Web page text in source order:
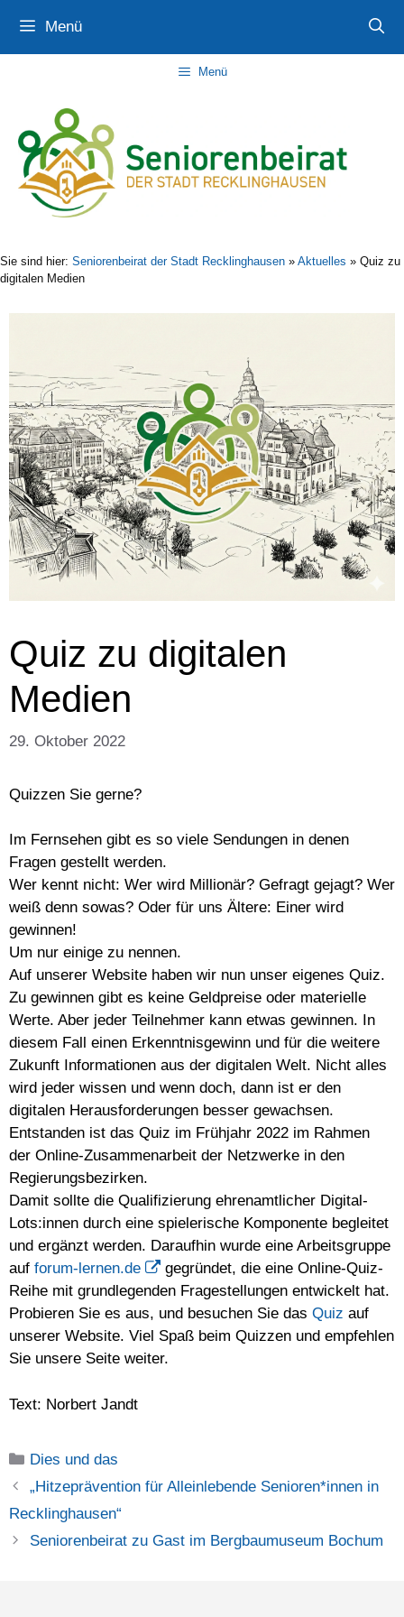
Inhalt
springen
Navigation
springen
Inhalt
springen
Menü
Menü
Sie sind hier: Seniorenbeirat der Stadt Recklinghausen » Aktuelles » Quiz zu
digitalen Medien
Quiz zu digitalen
Medien
29. Oktober 2022
Quizzen Sie gerne?
Im Fernsehen gibt es so viele Sendungen in denen
Fragen gestellt werden.
Wer kennt nicht: Wer wird Millionär? Gefragt gejagt? Wer
weiß denn sowas? Oder für uns Ältere: Einer wird
gewinnen!
Um nur einige zu nennen.
Auf unserer Website haben wir nun unser eigenes Quiz.
Zu gewinnen gibt es keine Geldpreise oder materielle
Werte. Aber jeder Teilnehmer kann etwas gewinnen. In
diesem Fall einen Erkenntnisgewinn und für die weitere
Zukunft Informationen aus der digitalen Welt. Nicht alles
wird jeder wissen und wenn doch, dann ist er den
digitalen Herausforderungen besser gewachsen.
Entstanden ist das Quiz im Frühjahr 2022 im Rahmen
der Online-Zusammenarbeit der Netzwerke in den
Regierungsbezirken.
Damit sollte die Qualifizierung ehrenamtlicher Digital-
Lots:innen durch eine spielerische Komponente begleitet
und ergänzt werden. Daraufhin wurde eine Arbeitsgruppe
auf forum-lernen.de
gegründet, die eine Online-Quiz-
Reihe mit grundlegenden Fragestellungen entwickelt hat.
Probieren Sie es aus, und besuchen Sie das Quiz auf
unserer Website. Viel Spaß beim Quizzen und empfehlen
Sie unsere Seite weiter.
Text: Norbert Jandt
Kategorien
Dies und das
„Hitzeprävention für Alleinlebende Senioren*innen in
Recklinghausen“
Seniorenbeirat zu Gast im Bergbaumuseum Bochum